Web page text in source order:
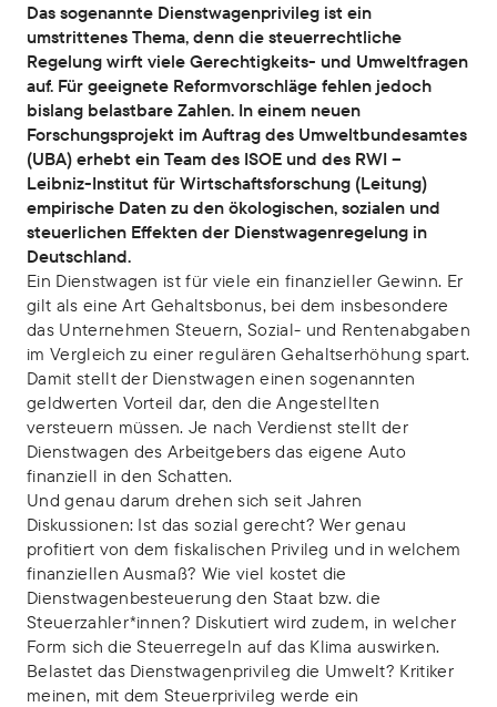
Das sogenannte Dienstwagenprivileg ist ein
umstrittenes Thema, denn die steuerrechtliche
Regelung wirft viele Gerechtigkeits- und Umweltfragen
auf. Für geeignete Reformvorschläge fehlen jedoch
bislang belastbare Zahlen. In einem neuen
Forschungsprojekt im Auftrag des Umweltbundesamtes
(UBA) erhebt ein Team des ISOE und des RWI –
Leibniz-Institut für Wirtschaftsforschung (Leitung)
empirische Daten zu den ökologischen, sozialen und
steuerlichen Effekten der Dienstwagenregelung in
Deutschland.
Ein Dienstwagen ist für viele ein finanzieller Gewinn. Er
gilt als eine Art Gehaltsbonus, bei dem insbesondere
das Unternehmen Steuern, Sozial- und Rentenabgaben
im Vergleich zu einer regulären Gehaltserhöhung spart.
Damit stellt der Dienstwagen einen sogenannten
geldwerten Vorteil dar, den die Angestellten
versteuern müssen. Je nach Verdienst stellt der
Dienstwagen des Arbeitgebers das eigene Auto
finanziell in den Schatten.
Und genau darum drehen sich seit Jahren
Diskussionen: Ist das sozial gerecht? Wer genau
profitiert von dem fiskalischen Privileg und in welchem
finanziellen Ausmaß? Wie viel kostet die
Dienstwagenbesteuerung den Staat bzw. die
Steuerzahler*innen? Diskutiert wird zudem, in welcher
Form sich die Steuerregeln auf das Klima auswirken.
Belastet das Dienstwagenprivileg die Umwelt? Kritiker
meinen, mit dem Steuerprivileg werde ein